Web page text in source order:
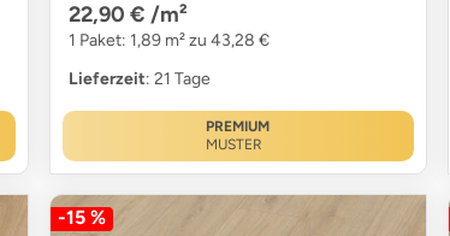
22,90 € /m²
1 Paket: 1,89 m² zu 43,28 €
Lieferzeit: 21 Tage
PREMIUM
MUSTER
-15 %